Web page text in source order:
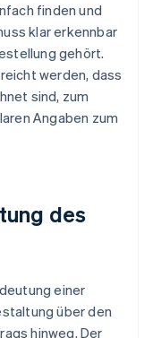
finden und
klar erkennbar
gehört.
werden, dass
sind, zum
Angaben zum
des
einer
über den
hinweg. Der